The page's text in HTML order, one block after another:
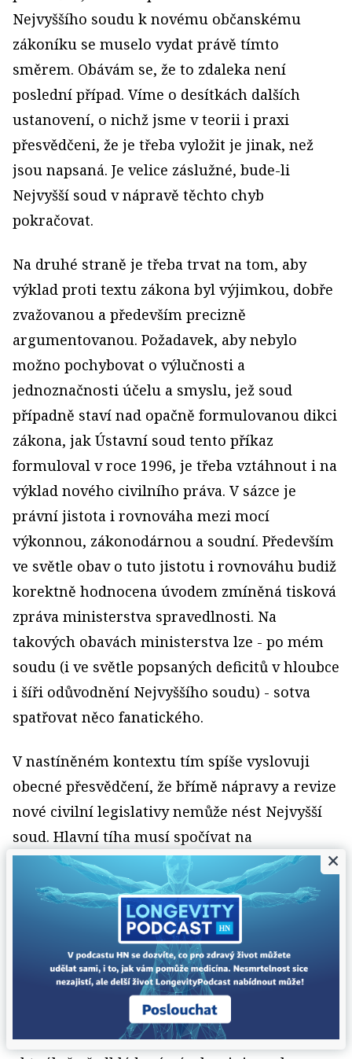
Nejvyššího soudu k novému občanskému
zákoníku se muselo vydat právě tímto
směrem. Obávám se, že to zdaleka není
poslední případ. Víme o desítkách dalších
ustanovení, o nichž jsme v teorii i praxi
přesvědčeni, že je třeba vyložit je jinak, než
jsou napsaná. Je velice záslužné, bude-li
Nejvyšší soud v nápravě těchto chyb
pokračovat.
Na druhé straně je třeba trvat na tom, aby
výklad proti textu zákona byl výjimkou, dobře
zvažovanou a především precizně
argumentovanou. Požadavek, aby nebylo
možno pochybovat o výlučnosti a
jednoznačnosti účelu a smyslu, jež soud
případně staví nad opačně formulovanou dikci
zákona, jak Ústavní soud tento příkaz
formuloval v roce 1996, je třeba vztáhnout i na
výklad nového civilního práva. V sázce je
právní jistota i rovnováha mezi mocí
výkonnou, zákonodárnou a soudní. Především
ve světle obav o tuto jistotu i rovnováhu budiž
korektně hodnocena úvodem zmíněná tisková
zpráva ministerstva spravedlnosti. Na
takových obavách ministerstva lze - po mém
soudu (i ve světle popsaných deficitů v hloubce
i šíři odůvodnění Nejvyššího soudu) - sotva
spatřovat něco fanatického.
V nastíněném kontextu tím spíše vyslovuji
obecné přesvědčení, že břímě nápravy a revize
nové civilní legislativy nemůže nést Nejvyšší
soud. Hlavní tíha musí spočívat na
zákonodárci. Posuzované rozhodnutí jen
dokládá, jak důležité je přikročit k novele
občanského zákoníku, která by jeho známé
chyby odstranila primárními mechanismy pro
tvorbu práva. Dlouhodobě nelze připustit stav,
kdy zákon je vykládán sice v souladu se svým
rozumným účelem a smyslem, avšak proti
svému textu. Podporuji stanovisko, že
×